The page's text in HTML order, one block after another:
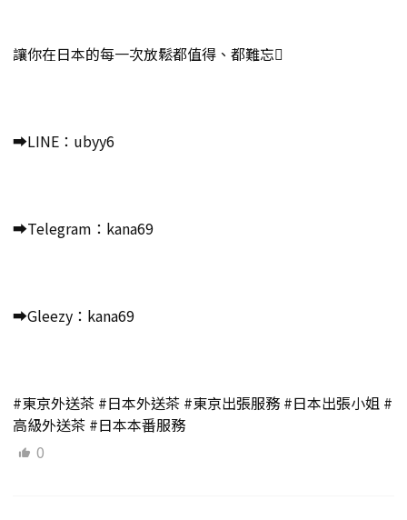
讓你在日本的每一次放鬆都值得、都難忘
➡️LINE：ubyy6
➡️Telegram：kana69
➡️Gleezy：kana69
#東京外送茶 #日本外送茶 #東京出張服務 #日本出張小姐 #
高級外送茶 #日本本番服務
0